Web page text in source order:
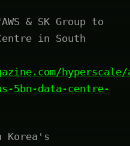
& SK Group to
in South
hyperscale/
5bn-data-centre-
Korea's